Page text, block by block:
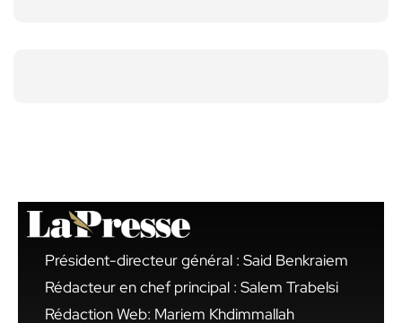
Président-directeur général : Said Benkraiem
Rédacteur en chef principal : Salem Trabelsi
Rédaction Web: Mariem Khdimmallah